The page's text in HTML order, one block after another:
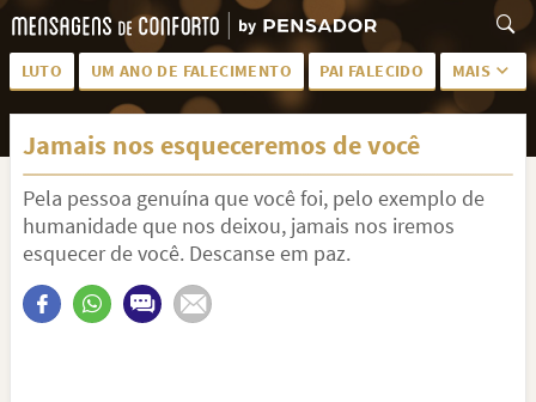
LUTO UM ANO DE FALECIMENTO PAI FALECIDO MAIS
LUTO PARA AMIGA PALAVRAS
SAUDADES DA MÃE
PÊSAMES PARA AMIGA DESCANSE EM PAZ
MEUS SENTIMENTOS PÊSAMES PARA AMIGO
FRASES DE LUTO PARA AMIGO
Jamais nos esqueceremos de você
Pela pessoa genuína que você foi, pelo exemplo de
humanidade que nos deixou, jamais nos iremos
esquecer de você. Descanse em paz.